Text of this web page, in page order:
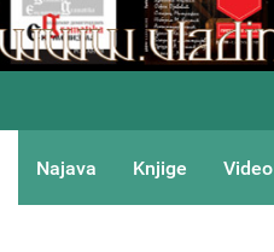
Najava Knjige Video